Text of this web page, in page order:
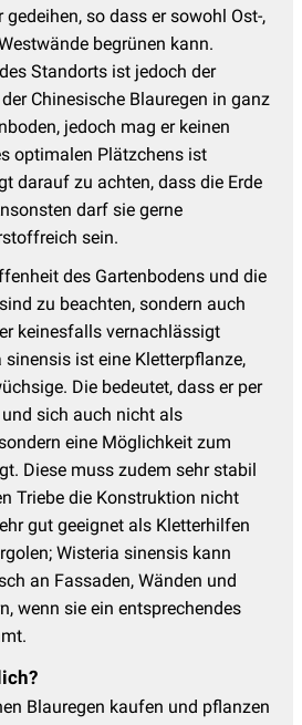
so dass er sowohl Ost-,
begrünen kann.
Standorts ist jedoch der
Chinesische Blauregen in ganz
jedoch mag er keinen
optimalen Plätzchens ist
darauf zu achten, dass die Erde
darf sie gerne
sein.
des Gartenbodens und die
zu beachten, sondern auch
keinesfalls vernachlässigt
ist eine Kletterpflanze,
Die bedeutet, dass er per
sich auch nicht als
eine Möglichkeit zum
Diese muss zudem sehr stabil
Triebe die Konstruktion nicht
gut geeignet als Kletterhilfen
Wisteria sinensis kann
an Fassaden, Wänden und
wenn sie ein entsprechendes
Blauregen kaufen und pflanzen